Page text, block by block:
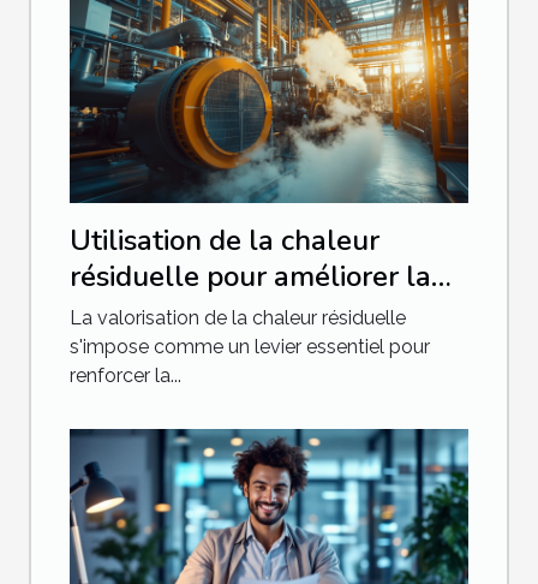
Utilisation de la chaleur
résiduelle pour améliorer la
compétitivité industrielle
La valorisation de la chaleur résiduelle
s'impose comme un levier essentiel pour
renforcer la...